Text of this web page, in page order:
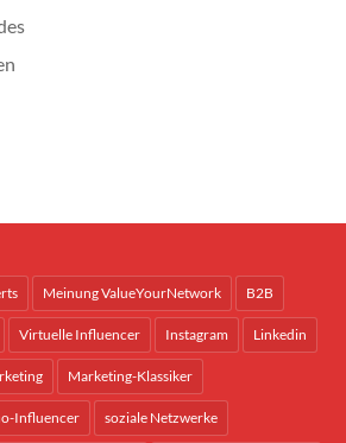
Meinung ValueYourNetwork B2B
Virtuelle Influencer Instagram Linkedin
Marketing-Klassiker
Influencer soziale Netzwerke